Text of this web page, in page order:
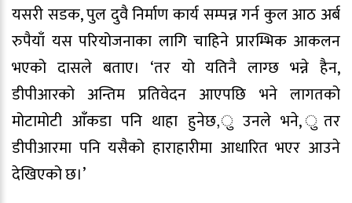
यसरी सडक, पुल दुवै निर्माण कार्य सम्पन्न गर्न कुल आठ अर्ब
रुपैयाँ यस परियोजनाका लागि चाहिने प्रारम्भिक आकलन
भएको दासले बताए। ‘तर यो यतिनै लाग्छ भन्ने हैन,
डीपीआरको अन्तिम प्रतिवेदन आएपछि भने लागतको
मोटामोटी आँकडा पनि थाहा हुनेछ,ु उनले भने, ुतर
डीपीआरमा पनि यसैको हाराहारीमा आधारित भएर आउने
देखिएको छ।’